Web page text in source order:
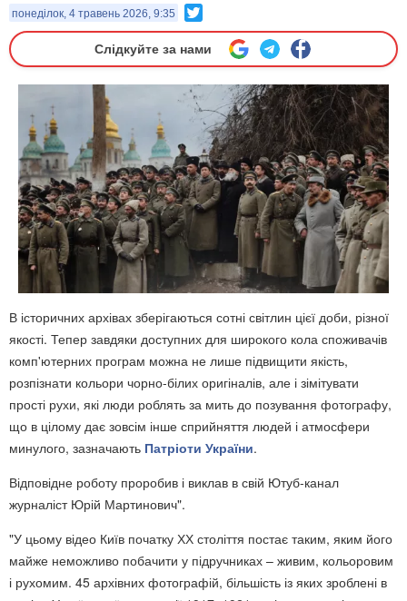
понеділок, 4 травень 2026, 9:35
Слідкуйте за нами
В історичних архівах зберігаються сотні світлин цієї доби, різної
якості. Тепер завдяки доступних для широкого кола споживачів
комп'ютерних програм можна не лише підвищити якість,
розпізнати кольори чорно-білих оригіналів, але і зімітувати
прості рухи, які люди роблять за мить до позування фотографу,
що в цілому дає зовсім інше сприйняття людей і атмосфери
минулого, зазначають Патріоти України.
Відповідне роботу проробив і виклав в свій Ютуб-канал
журналіст Юрій Мартинович".
"У цьому відео Київ початку ХХ століття постає таким, яким його
майже неможливо побачити у підручниках – живим, кольоровим
і рухомим. 45 архівних фотографій, більшість із яких зроблені в